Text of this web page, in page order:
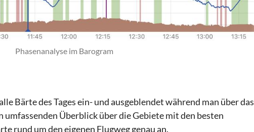
Phasenanalyse im Barogram
Bärte des Tages ein- und ausgeblendet während man über das
Überblick über die Gebiete mit den besten
rund um den eigenen Flugweg genau an.